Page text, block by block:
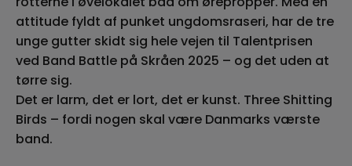
attitude fyldt af punket ungdomsraseri, har de tre
unge gutter skidt sig hele vejen til Talentprisen
ved Band Battle på Skråen 2025 – og det uden at
tørre sig.
Det er larm, det er lort, det er kunst. Three Shitting
Birds – fordi nogen skal være Danmarks værste
band.